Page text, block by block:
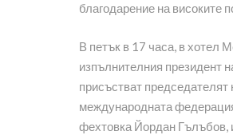
благодарение на високите
В петък в 17 часа, в хотел
изпълнителния президент
присъстват
международната
фехтовка Йордан Гълъбов,